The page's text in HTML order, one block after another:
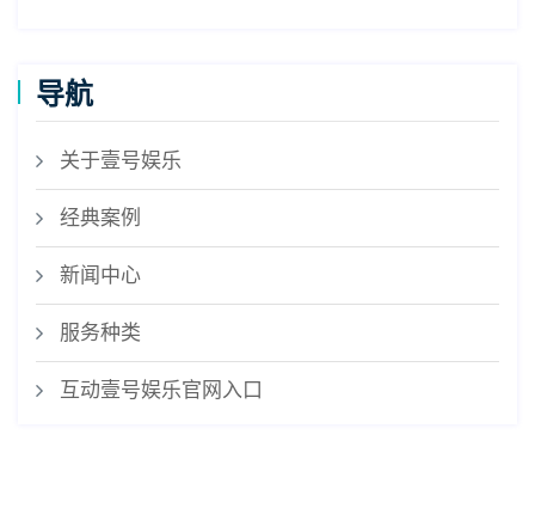
导航
关于壹号娱乐
经典案例
新闻中心
服务种类
互动壹号娱乐官网入口